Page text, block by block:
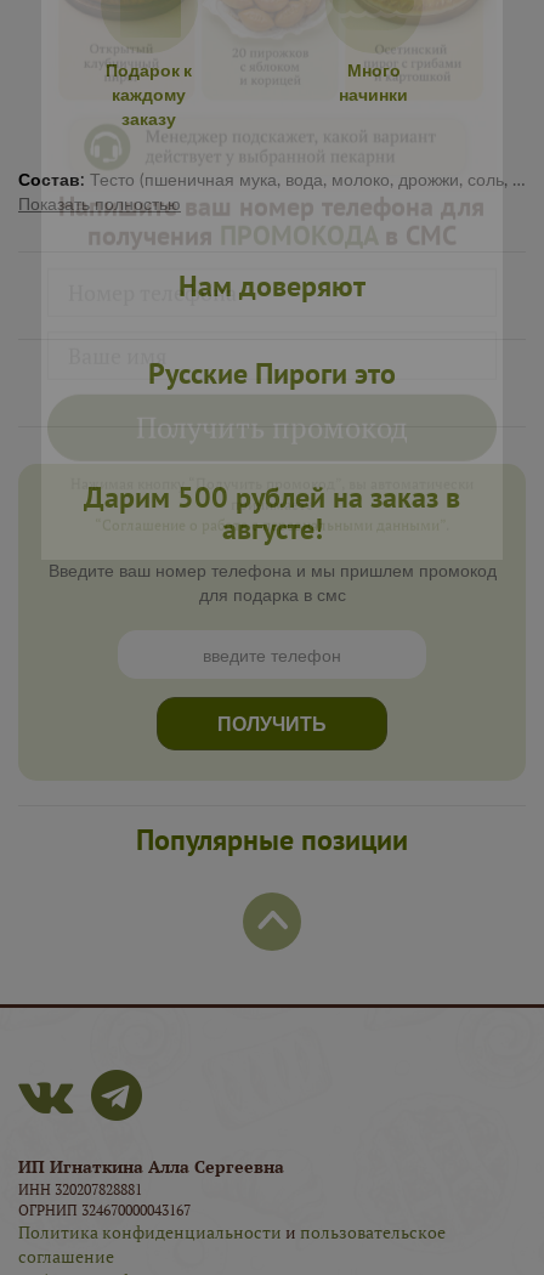
Подарок к
каждому
заказу
Много
начинки
Состав: Тесто (пшеничная мука, вода, молоко, дрожжи, соль, сахар), яблоки, лимон, сахар.
Показать полностью
Нам доверяют
Русские Пироги это
Дарим 500 рублей на заказ в
августе!
Введите ваш номер телефона и мы пришлем промокод
для подарка в смс
ПОЛУЧИТЬ
Популярные позиции
ИП Игнаткина Алла Сергеевна
ИНН 320207828881
ОГРНИП 324670000043167
Политика конфиденциальности и пользовательское
соглашение
Напишите ваш номер телефона для
Получить промокод
Нажимая кнопку “Получить промокод”, вы автоматически
принимаете
“Соглашение о работе с персональными данными”